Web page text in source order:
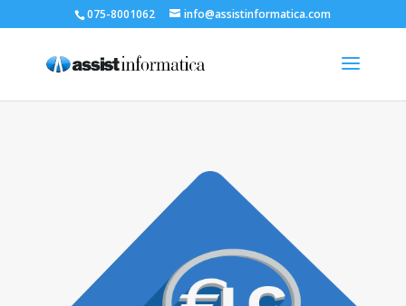
075-8001062 info@assistinformatica.com